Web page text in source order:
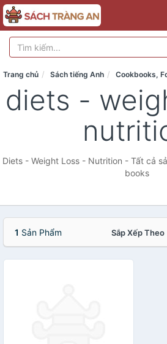
Trang chủ Sách tiếng Anh Cookbooks,
diets -
Diets - Weight Loss - Nutrition - Tất cả
books
1 Sản Phẩm Sắp Xếp Theo